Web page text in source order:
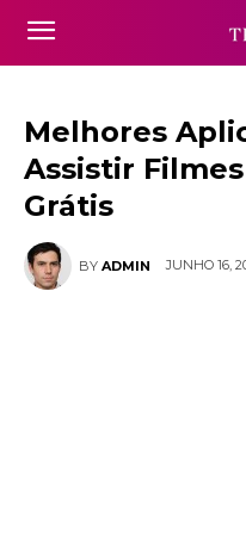
Melhores
Assistir
Grátis
BY ADMIN JUNHO 16,